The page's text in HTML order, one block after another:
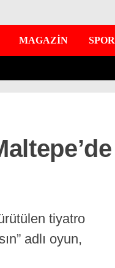
MAGAZİN SPOR
tiyatro
adlı oyun,